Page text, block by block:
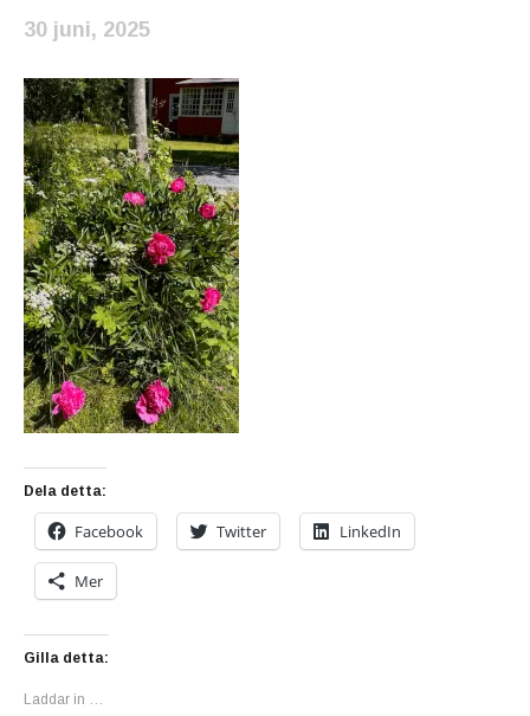
30 juni, 2025
Dela detta:
Facebook Twitter LinkedIn
Mer
Gilla detta:
Laddar in …